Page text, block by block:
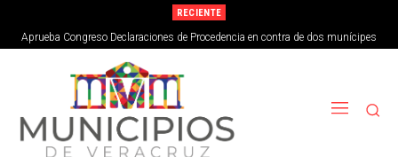
RECIENTE
Aprueba Congreso Declaraciones de Procedencia en contra de dos munícipes